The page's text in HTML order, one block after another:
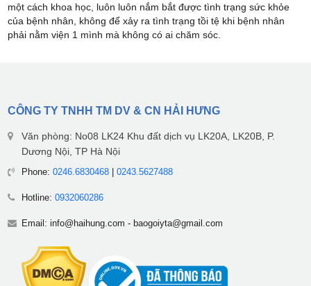
một cách khoa học, luôn luôn nắm bắt được tình trạng sức khỏe
của bệnh nhân, không để xảy ra tình trạng tồi tệ khi bệnh nhân
phải nằm viện 1 mình mà không có ai chăm sóc.
CÔNG TY TNHH TM DV & CN HẢI HƯNG
Văn phòng: No08 LK24 Khu đất dịch vụ LK20A, LK20B, P.
Dương Nội, TP Hà Nội
Phone: 0246.6830468| 0243.5627488
Hotline: 0932060286
Email: info@haihung.com - baogoiyta@gmail.com